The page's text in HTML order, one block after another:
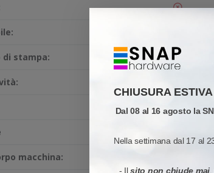
CHIUSURA ESTIVA
Dal 08 al 16 agosto la
Nella settimana dal 17 al
- Ilsito non chiude mai
di stampa: Ricevute
macchina: